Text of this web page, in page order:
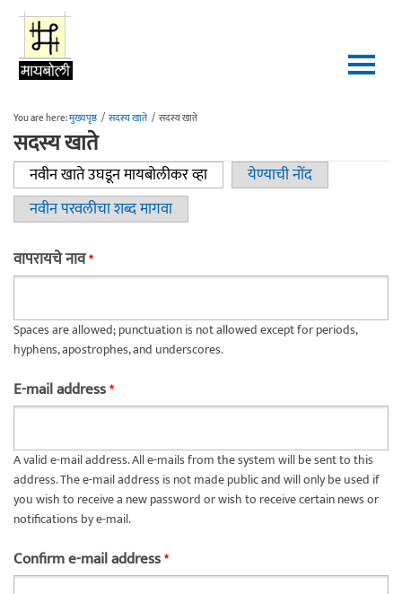
Skip to main content
You are here:मुख्यपृष्ठ / सदस्य खाते / सदस्य खाते
सदस्य खाते
Primary tabs
नवीन खाते उघडून मायबोलीकर व्हा(active tab)येण्याची नोंद
नवीन परवलीचा शब्द मागवा
वापरायचे नाव*
Spaces are allowed; punctuation is not allowed except for periods,
hyphens, apostrophes, and underscores.
E-mail address*
A valid e-mail address. All e-mails from the system will be sent to this
address. The e-mail address is not made public and will only be used if
you wish to receive a new password or wish to receive certain news or
notifications by e-mail.
Confirm e-mail address*